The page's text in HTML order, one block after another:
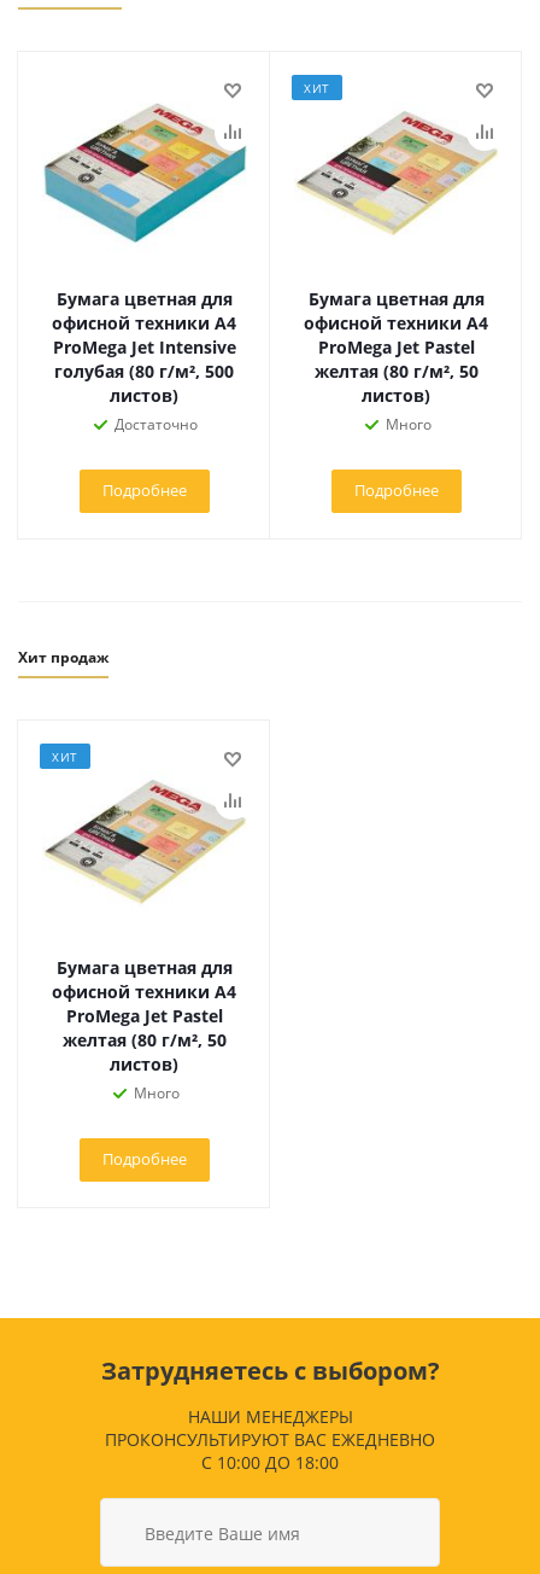
Бумага цветная для
офисной техники А4
ProMega Jet Intensive
голубая (80 г/м², 500
листов)
Достаточно
Подробнее
ХИТ
Бумага цветная для
офисной техники А4
ProMega Jet Pastel
желтая (80 г/м², 50
листов)
Много
Подробнее
Хит продаж
ХИТ
Бумага цветная для
офисной техники А4
ProMega Jet Pastel
желтая (80 г/м², 50
листов)
Много
Подробнее
Затрудняетесь с выбором?
НАШИ МЕНЕДЖЕРЫ
ПРОКОНСУЛЬТИРУЮТ ВАС ЕЖЕДНЕВНО
С 10:00 ДО 18:00